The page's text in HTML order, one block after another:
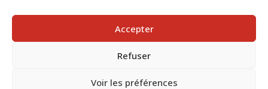
Accepter
Refuser
Voir les préférences
© 2025 Nouvel R Formation - TOUS DROITS RÉSERVÉS -
SITE RÉALISÉ PAR :INGÉNIERIE TECH